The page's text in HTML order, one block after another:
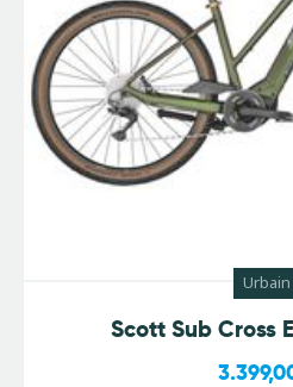
Urbain
Scott Sub Cross